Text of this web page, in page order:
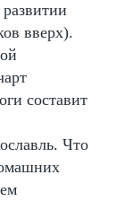
вверх).
составит
Что